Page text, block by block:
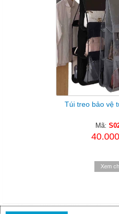
Túi treo bảo vệ
Mã:
Xem